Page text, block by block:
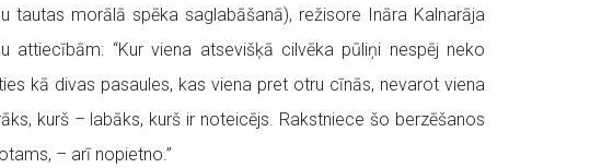
morālā spēka saglabāšanā), režisore Ināra Kalnarāja
attiecībām: “Kur viena atsevišķā cilvēka pūliņi nespēj neko
kā divas pasaules, kas viena pret otru cīnās, nevarot viena
kurš – labāks, kurš ir noteicējs. Rakstniece šo berzēšanos
– arī nopietno.”